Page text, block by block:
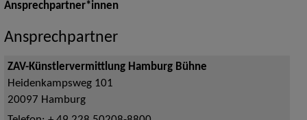
Ansprechpartner*innen
Ansprechpartner
ZAV-Künstlervermittlung Hamburg Bühne
Heidenkampsweg 101
20097 Hamburg